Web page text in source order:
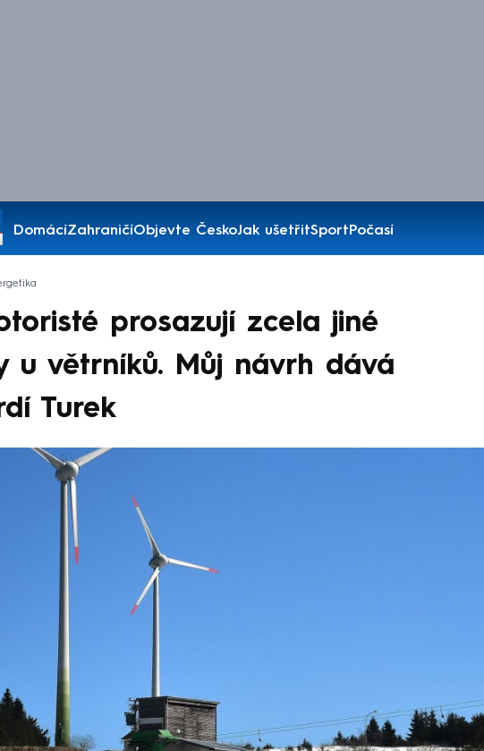
DomácíZahraničíObjevte ČeskoJak ušetřitSportPočasí
Pořady
prosazují zcela jiné
u větrníků. Můj návrh dává
Turek